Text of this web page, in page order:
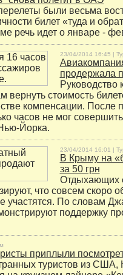
были весьма
билет «туда и
речь идет о январе -
23/04/2014 16:45 |
продержала
вернуть стоимость
компенсации. После
часов не мог
Йорка.
23/04/2014 16:01 |
В Крыму на
за 50 грн
Отдыхающих
что совсем скоро
участятся. По словам
поддержку
приплыли
туристов из США,